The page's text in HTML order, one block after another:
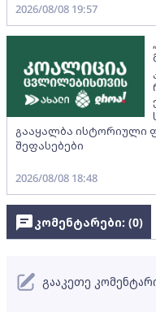
2026/08/08 19:57
გააყალბა ისტორიული
შეფასებები
2026/08/08 18:48
კომენტარები: (0)
გააკეთე